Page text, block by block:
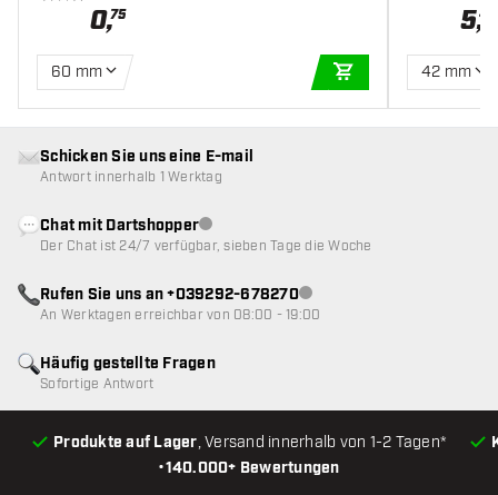
0,75
60 mm
IN DEN
5,45
42 mm
•140.000+ Bewertungen
Produkte auf Lager, Versand innerhalb von 1-2 Tagen*
Häufig gestellte Fragen
Sofortige Antwort
Schicken Sie uns eine E-mail
Antwort innerhalb 1 Werktag
Chat mit DartshopperKundenservice nicht verfügbar
Der Chat ist 24/7 verfügbar, sieben Tage die Woche
Rufen Sie uns an +039292-678270Kundenservice nicht
An Werktagen erreichbar von 08:00 - 19:00